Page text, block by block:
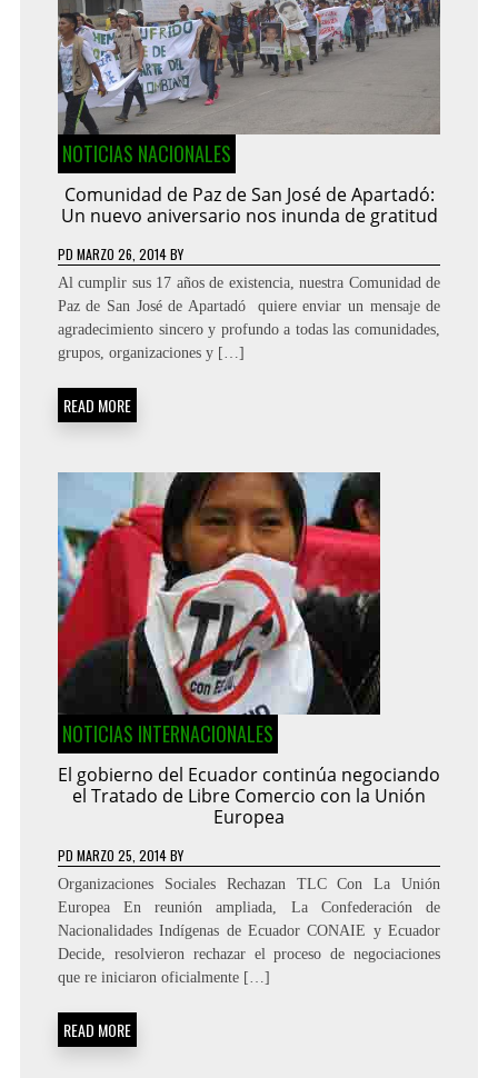
NOTICIAS NACIONALES
Comunidad de Paz de San José de Apartadó:
Un nuevo aniversario nos inunda de gratitud
PD MARZO 26, 2014BY
Al cumplir sus 17 años de existencia, nuestra Comunidad de
Paz de San José de Apartadó quiere enviar un mensaje de
agradecimiento sincero y profundo a todas las comunidades,
grupos, organizaciones y […]
READ MORE
NOTICIAS INTERNACIONALES
El gobierno del Ecuador continúa negociando
el Tratado de Libre Comercio con la Unión
Europea
PD MARZO 25, 2014BY
Organizaciones Sociales Rechazan TLC Con La Unión
Europea En reunión ampliada, La Confederación de
Nacionalidades Indígenas de Ecuador CONAIE y Ecuador
Decide, resolvieron rechazar el proceso de negociaciones
que re iniciaron oficialmente […]
READ MORE